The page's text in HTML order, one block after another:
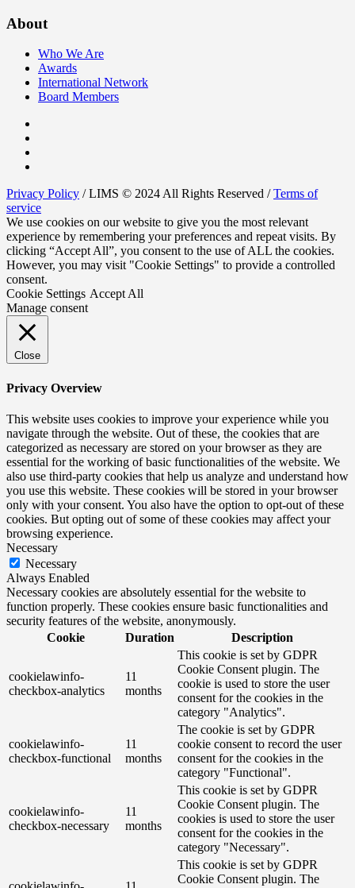
About
Who We Are
Awards
International Network
Board Members
Privacy Policy / LIMS © 2024 All Rights Reserved /Terms of
service
We use cookies on our website to give you the most relevant
experience by remembering your preferences and repeat visits. By
clicking “Accept All”, you consent to the use of ALL the cookies.
However, you may visit "Cookie Settings" to provide a controlled
consent.
Cookie Settings Accept All
Manage consent
Close
Privacy Overview
This website uses cookies to improve your experience while you
navigate through the website. Out of these, the cookies that are
categorized as necessary are stored on your browser as they are
essential for the working of basic functionalities of the website. We
also use third-party cookies that help us analyze and understand how
you use this website. These cookies will be stored in your browser
only with your consent. You also have the option to opt-out of these
cookies. But opting out of some of these cookies may affect your
browsing experience.
Necessary
Necessary
Always Enabled
Necessary cookies are absolutely essential for the website to
function properly. These cookies ensure basic functionalities and
security features of the website, anonymously.
Cookie
Duration Description
cookielawinfo-
checkbox-analytics
11
months
This cookie is set by GDPR
Cookie Consent plugin. The
cookie is used to store the user
consent for the cookies in the
category "Analytics".
cookielawinfo-
checkbox-functional
11
months
The cookie is set by GDPR
cookie consent to record the user
consent for the cookies in the
category "Functional".
cookielawinfo-
checkbox-necessary
11
months
This cookie is set by GDPR
Cookie Consent plugin. The
cookies is used to store the user
consent for the cookies in the
category "Necessary".
This cookie is set by GDPR
Cookie Consent plugin. The